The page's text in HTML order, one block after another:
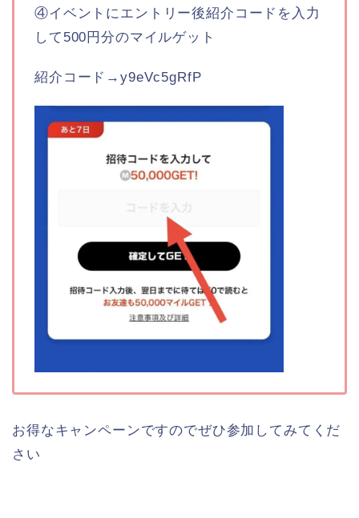
④イベントにエントリー後紹介コードを入力
して500円分のマイルゲット
紹介コード→y9eVc5gRfP
お得なキャンペーンですのでぜひ参加してみてくだ
さい